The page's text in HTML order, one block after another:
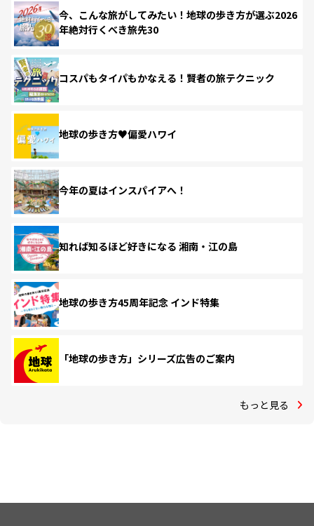
今、こんな旅がしてみたい！地球の歩き方が選ぶ2026
年絶対行くべき旅先30
コスパもタイパもかなえる！賢者の旅テクニック
地球の歩き方♥偏愛ハワイ
今年の夏はインスパイアへ！
知れば知るほど好きになる 湘南・江の島
地球の歩き方45周年記念 インド特集
「地球の歩き方」シリーズ広告のご案内
もっと見る